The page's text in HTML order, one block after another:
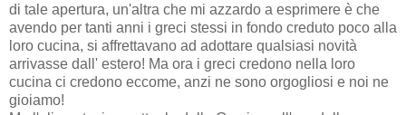
di tale apertura, un'altra che mi azzardo a esprimere è che
avendo per tanti anni i greci stessi in fondo creduto poco alla
loro cucina, si affrettavano ad adottare qualsiasi novità
arrivasse dall' estero! Ma ora i greci credono nella loro
cucina ci credono eccome, anzi ne sono orgogliosi e noi ne
gioiamo!